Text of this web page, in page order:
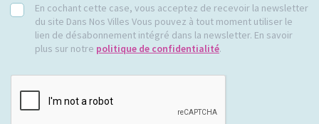
RGPDEn cochant cette case, vous acceptez de recevoir la newsletter
du site Dans Nos Villes Vous pouvez à tout moment utiliser le
lien de désabonnement intégré dans la newsletter. En savoir
plus sur notre politique de confidentialité.